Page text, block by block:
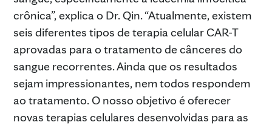
crônica”, explica o Dr. Qin. “Atualmente, existem
seis diferentes tipos de terapia celular CAR-T
aprovadas para o tratamento de cânceres do
sangue recorrentes. Ainda que os resultados
sejam impressionantes, nem todos respondem
ao tratamento. O nosso objetivo é oferecer
novas terapias celulares desenvolvidas para as